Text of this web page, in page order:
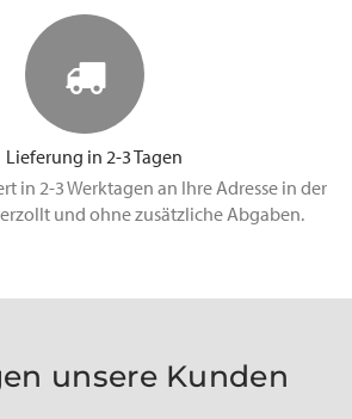
Lieferung in 2-3 Tagen
in 2-3 Werktagen an Ihre Adresse in der
und ohne zusätzliche Abgaben.
unsere Kunden